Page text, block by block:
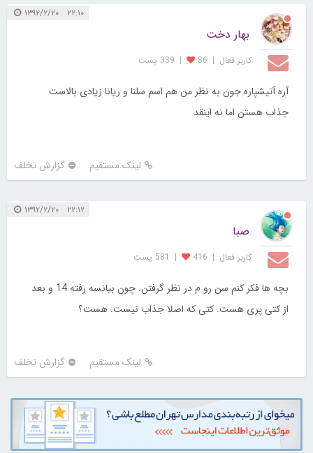
۲۲:۱۰ ۱۳۹۲/۲/۲۰
بهار دخت
کاربر فعال |
86
| 339 پست
آره آتیشپاره جون به نظر من هم اسم سلنا و ریانا زیادی بالاست
جذاب هستن اما نه اینقد
لینک مستقیم گزارش تخلف
۲۲:۱۲ ۱۳۹۲/۲/۲۰
صبا
کاربر فعال |
416
| 581 پست
بچه ها فکر کنم سن رو م در نظر گرفتن. چون بیانسه رفته 14 و بعد
از کتی پری هست. کتی که اصلا جذاب نیست. هست؟
لینک مستقیم گزارش تخلف